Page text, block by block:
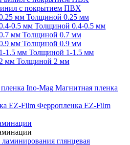
с покрытием ПВХ
Толщиной 0.25 мм
Толщиной 0.4-0.5 мм
Толщиной 0.7 мм
Толщиной 0.9 мм
Толщиной 1-1.5 мм
Толщиной 2 мм
Магнитная пленка
Ферропленка EZ-Film